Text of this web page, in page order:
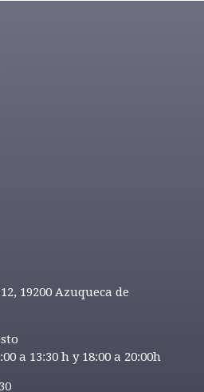
19200 Azuqueca de
a 13:30 h y 18:00 a 20:00h